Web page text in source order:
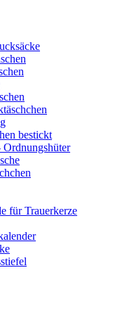
bestickt
Ordnungshüter
für Trauerkerze